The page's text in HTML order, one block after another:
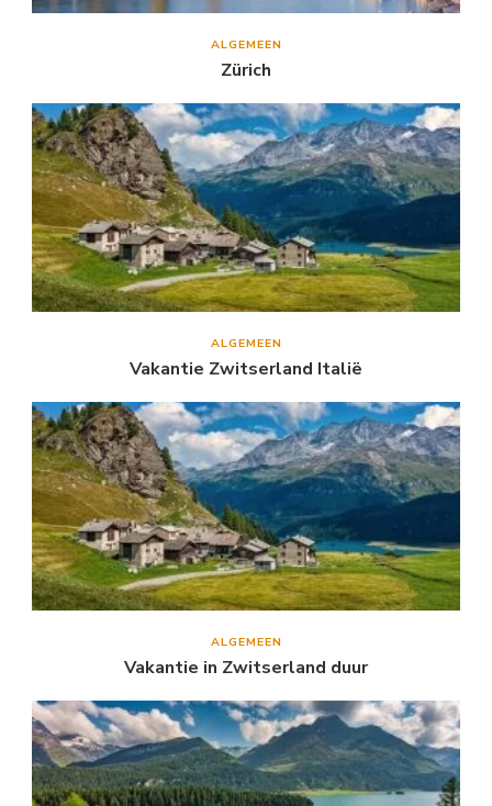
ALGEMEEN
Zürich
ALGEMEEN
Vakantie Zwitserland Italië
ALGEMEEN
Vakantie in Zwitserland duur